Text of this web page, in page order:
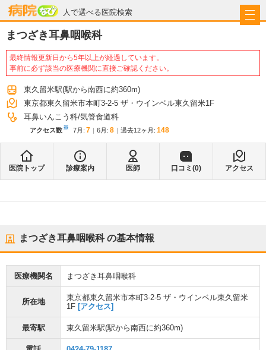
人で選べる医院検索
病院なび
まつざき耳鼻咽喉科
最終情報更新日から5年以上が経過しています。
事前に必ず該当の医療機関に直接ご確認ください。
東久留米駅(駅から南西に約360m)
東京都東久留米市本町3-2-5 ザ・ウインベル東久留米1F
耳鼻いんこう科 気管食道科
アクセス数※ 7月 : 7 6月 : 8 過去12ヶ月: 148
医院トップ 診療案内 医師 口コミ(0) アクセス
まつざき耳鼻咽喉科の基本情報
医療機関名 まつざき耳鼻咽喉科
所在地
東京都東久留米市本町3-2-5 ザ・ウインベル東久留米
1F [アクセス]
最寄駅 東久留米駅(駅から南西に約360m)